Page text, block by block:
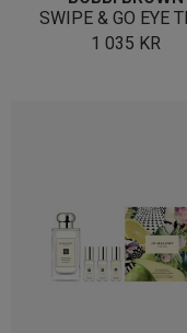
SWIPE & GO EYE
1 035 KR